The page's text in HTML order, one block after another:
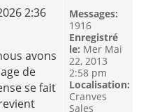
2:36
avons
de
se fait
Messages:
1916
Enregistré
le: Mer Mai
22, 2013
2:58 pm
Localisation:
Cranves
Sales